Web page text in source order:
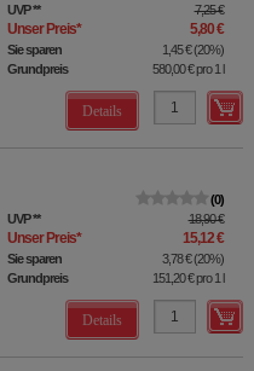
UVP** 7,25 €
Unser Preis* 5,80 €
Sie sparen 1,45 €(20%)
Grundpreis
580,00 €pro 1 l
Details
0
UVP** 18,90 €
Unser Preis* 15,12 €
Sie sparen 3,78 €(20%)
Grundpreis
151,20 €pro 1 l
Details